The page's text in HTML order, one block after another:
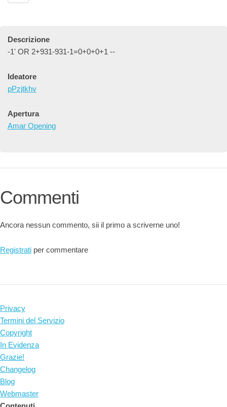
Descrizione
-1' OR 2+931-931-1=0+0+0+1 --
Ideatore
pPzjtkhv
Apertura
Amar Opening
Commenti
Ancora nessun commento, sii il primo a scriverne uno!
Registrati per commentare
Privacy
Termini del Servizio
Copyright
In Evidenza
Grazie!
Changelog
Blog
Webmaster